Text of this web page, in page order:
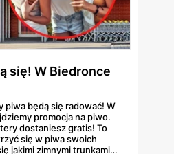
się! W Biedronce
piwa będą się radować! W
promocja na piwo.
dostaniesz gratis! To
się w piwa swoich
jakimi zimnymi trunkami